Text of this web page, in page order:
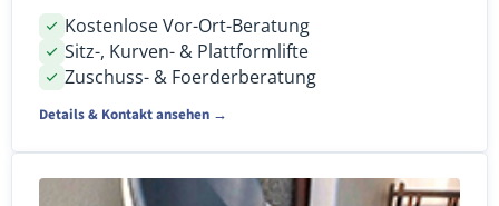
Kostenlose Vor-Ort-Beratung
Sitz-, Kurven- & Plattformlifte
Zuschuss- & Foerderberatung
Details & Kontakt ansehen →